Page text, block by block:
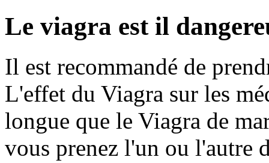
Le viagra est il
Il est recommandé de
L'effet du Viagra sur les
longue que le Viagra de
vous prenez l'un ou l'autre